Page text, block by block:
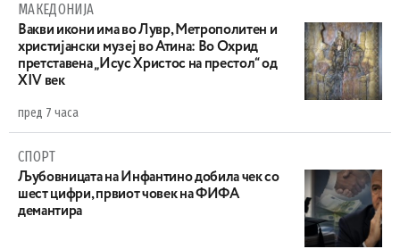
МАКЕДОНИЈА
Вакви икони има во Лувр, Метрополитен и
христијански музеј во Атина: Во Охрид
претставена „Исус Христос на престол“ од
XIV век
пред 7 часа
СПОРТ
Љубовницата на Инфантино добила чек со
шест цифри, првиот човек на ФИФА
демантира